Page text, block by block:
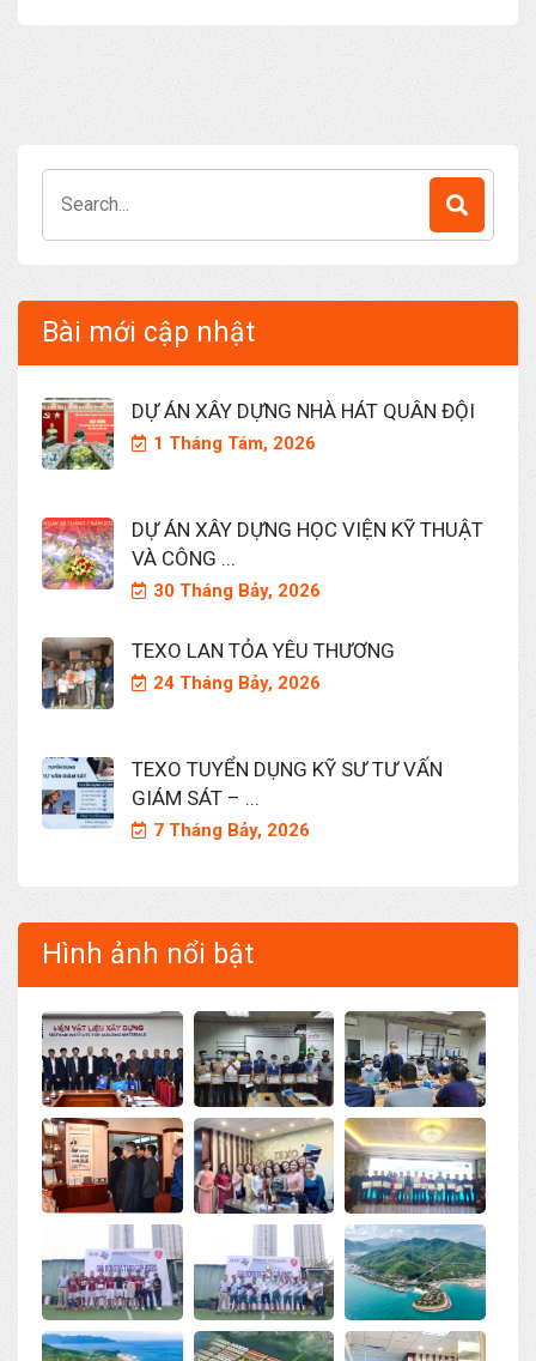
for:
Bài mới cập nhật
DỰ ÁN XÂY DỰNG NHÀ HÁT QUÂN ĐỘI
1 Tháng Tám, 2026
DỰ ÁN XÂY DỰNG HỌC VIỆN KỸ THUẬT
VÀ CÔNG ...
30 Tháng Bảy, 2026
TEXO LAN TỎA YÊU THƯƠNG
24 Tháng Bảy, 2026
TEXO TUYỂN DỤNG KỸ SƯ TƯ VẤN
GIÁM SÁT – ...
7 Tháng Bảy, 2026
Hình ảnh nổi bật